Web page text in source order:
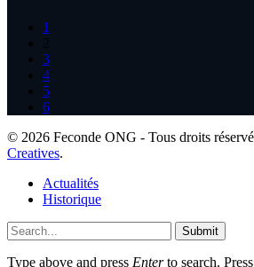
1
2
3
4
5
6
© 2026 Feconde ONG - Tous droits
Creatives.
Actualités
Historique
Submit
Type above and press Enterto search. Press